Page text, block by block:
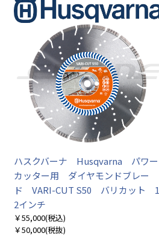
ハスクバーナ Husqvarna パワー
カッター用 ダイヤモンドブレー
ド VARI-CUT S50 バリカット 1
2インチ
￥55,000(税込)
￥50,000(税抜)